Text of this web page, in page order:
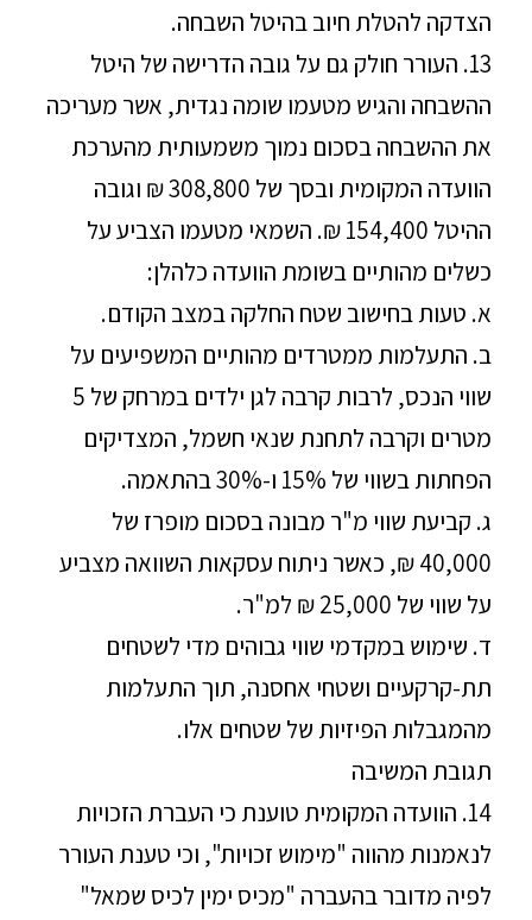
הצדקה להטלת חיוב בהיטל השבחה.
13. העורר חולק גם על גובה הדרישה של היטל
ההשבחה והגיש מטעמו שומה נגדית, אשר מעריכה
את ההשבחה בסכום נמוך משמעותית מהערכת
הוועדה המקומית ובסך של 308,800 ₪ וגובה
ההיטל 154,400 ₪. השמאי מטעמו הצביע על
כשלים מהותיים בשומת הוועדה כלהלן:
א. טעות בחישוב שטח החלקה במצב הקודם.
ב. התעלמות ממטרדים מהותיים המשפיעים על
שווי הנכס, לרבות קרבה לגן ילדים במרחק של 5
מטרים וקרבה לתחנת שנאי חשמל, המצדיקים
הפחתות בשווי של 15% ו-30% בהתאמה.
ג. קביעת שווי מ"ר מבונה בסכום מופרז של
40,000 ₪, כאשר ניתוח עסקאות השוואה מצביע
על שווי של 25,000 ₪ למ"ר.
ד. שימוש במקדמי שווי גבוהים מדי לשטחים
תת-קרקעיים ושטחי אחסנה, תוך התעלמות
מהמגבלות הפיזיות של שטחים אלו.
תגובת המשיבה
14. הוועדה המקומית טוענת כי העברת הזכויות
לנאמנות מהווה "מימוש זכויות", וכי טענת העורר
לפיה מדובר בהעברה "מכיס ימין לכיס שמאל"